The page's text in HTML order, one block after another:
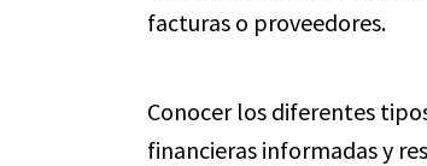
facturas o proveedores.
Conocer los diferentes
financieras informadas y